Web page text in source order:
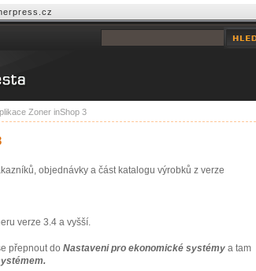
Zoner inShop 3
objednávky a část katalogu výrobků z verze
verze 3.4 a vyšší.
přepnout do Nastaveni pro ekonomické systémya tam
.